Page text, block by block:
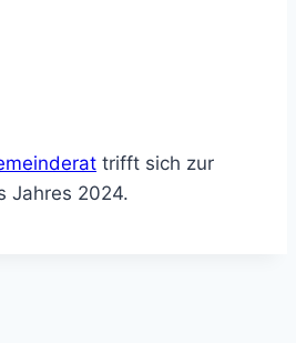
trifft sich zur
Jahres 2024.